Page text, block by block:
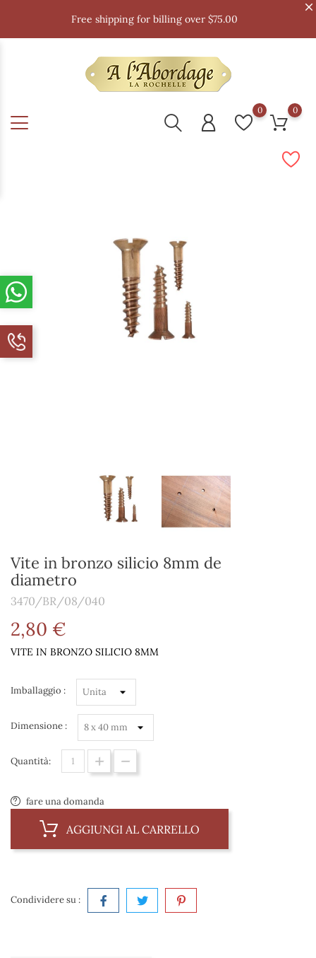
Free shipping for billing over $75.00
0 0
Vite in bronzo silicio 8mm de
diametro
3470/BR/08/040
2,80 €
VITE IN BRONZO SILICIO 8MM
Imballaggio :
Dimensione :
Quantità:
fare una domanda
AGGIUNGI AL CARRELLO
Condividere su :